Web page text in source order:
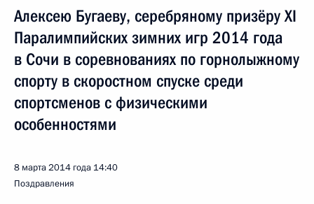
Алексею Бугаеву, серебряному призёру XI
Паралимпийских зимних игр 2014 года
в Сочи в соревнованиях по горнолыжному
спорту в скоростном спуске среди
спортсменов с физическими
особенностями
8 марта 2014 года 14:40
Поздравления